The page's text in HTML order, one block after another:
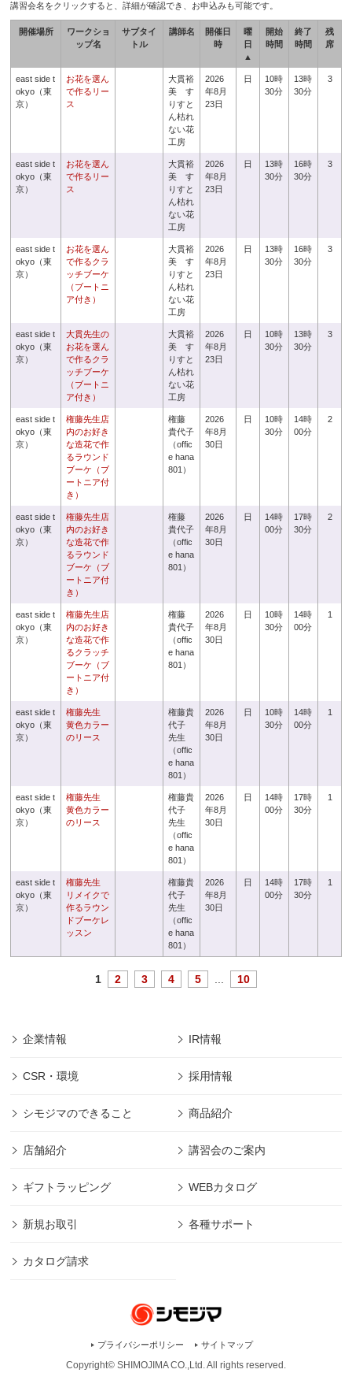
講習会名をクリックすると、詳細が確認でき、お申込みも可能です。
開催場所
ワークショ
ップ名
サブタイ
トル
講師名
開催日
時
曜
日
▲
開始
時間
終了
時間
残
席
east side t
okyo（東
京）
お花を選ん
で作るリー
ス
大貫裕
美 す
りすと
ん枯れ
ない花
工房
2026
年8月
23日
日
10時
30分
13時
30分
3
east side t
okyo（東
京）
お花を選ん
で作るリー
ス
大貫裕
美 す
りすと
ん枯れ
ない花
工房
2026
年8月
23日
日
13時
30分
16時
30分
3
east side t
okyo（東
京）
お花を選ん
で作るクラ
ッチブーケ
（ブートニ
ア付き）
大貫裕
美 す
りすと
ん枯れ
ない花
工房
2026
年8月
23日
日
13時
30分
16時
30分
3
east side t
okyo（東
京）
大貫先生の
お花を選ん
で作るクラ
ッチブーケ
（ブートニ
ア付き）
大貫裕
美 す
りすと
ん枯れ
ない花
工房
2026
年8月
23日
日
10時
30分
13時
30分
3
east side t
okyo（東
京）
権藤先生店
内のお好き
な造花で作
るラウンド
ブーケ（ブ
ートニア付
き）
権藤
貴代子
（offic
e hana
801）
2026
年8月
30日
日
10時
30分
14時
00分
2
east side t
okyo（東
京）
権藤先生店
内のお好き
な造花で作
るラウンド
ブーケ（ブ
ートニア付
き）
権藤
貴代子
（offic
e hana
801）
2026
年8月
30日
日
14時
00分
17時
30分
2
east side t
okyo（東
京）
権藤先生店
内のお好き
な造花で作
るクラッチ
ブーケ（ブ
ートニア付
き）
権藤
貴代子
（offic
e hana
801）
2026
年8月
30日
日
10時
30分
14時
00分
1
east side t
okyo（東
京）
権藤先生
黄色カラー
のリース
権藤貴
代子
先生
（offic
e hana
801）
2026
年8月
30日
日
10時
30分
14時
00分
1
east side t
okyo（東
京）
権藤先生
黄色カラー
のリース
権藤貴
代子
先生
（offic
e hana
801）
2026
年8月
30日
日
14時
00分
17時
30分
1
east side t
okyo（東
京）
権藤先生
リメイクで
作るラウン
ドブーケレ
ッスン
権藤貴
代子
先生
（offic
e hana
801）
2026
年8月
30日
日
14時
00分
17時
30分
1
1 2 3 4 5 10
企業情報 IR情報
CSR・環境 採用情報
シモジマのできること 商品紹介
店舗紹介 講習会のご案内
ギフトラッピング WEBカタログ
新規お取引 各種サポート
カタログ請求
プライバシーポリシー サイトマップ
Copyright© SHIMOJIMA CO.,Ltd. All rights reserved.